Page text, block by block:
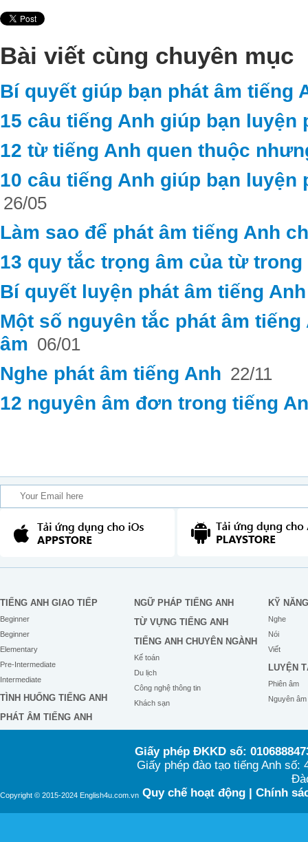
Bài viết cùng chuyên mục
Bí quyết giúp bạn phát âm tiếng
15 câu tiếng Anh giúp bạn luyện
12 từ tiếng Anh quen thuộc
10 câu tiếng Anh giúp bạn luyện
26/05
Làm sao để phát âm tiếng Anh
13 quy tắc trọng âm của từ trong
Bí quyết luyện phát âm tiếng
Một số nguyên tắc phát âm
âm 06/01
Nghe phát âm tiếng Anh 22/11
12 nguyên âm đơn trong tiếng
TIẾNG ANH GIAO TIẾP
Beginner
Beginner
Elementary
Pre-Intermediate
Intermediate
TÌNH HUỐNG TIẾNG ANH
PHÁT ÂM TIẾNG ANH
NGỮ PHÁP TIẾNG ANH
TỪ VỰNG TIẾNG ANH
TIẾNG ANH CHUYÊN NGÀNH
Kế toán
Du lịch
Công nghệ thông tin
Khách sạn
KỸ NĂNG
Nghe
Nói
Viết
LUYỆN
Phiên âm
Nguyên âm
Copyright © 2015-2024 English4u.com.vn
Giấy phép ĐKKD số:
Giấy phép đào tạo tiếng Anh
Quy chế hoạt động| Chính